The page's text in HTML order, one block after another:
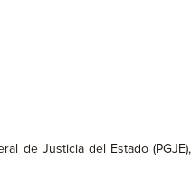
de Justicia del Estado (PGJE),